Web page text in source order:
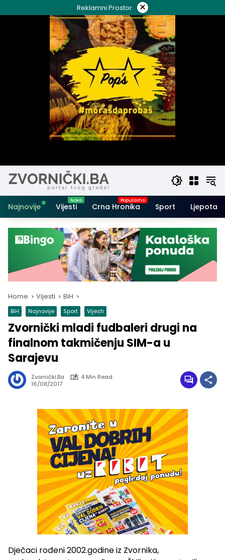
to
Reklamni Prostor ×
Najnovije Vijesti Crna Hronika Sport Ljepota i
Home Vijesti BiH
BiH Najnovije Sport Vijesti
Zvornički mladi fudbaleri drugi na
finalnom takmičenju SIM-a u
Sarajevu
Zvornički.ba
4 Min Read
16/08/2017
Dječaci rođeni 2002.godine iz Zvornika,